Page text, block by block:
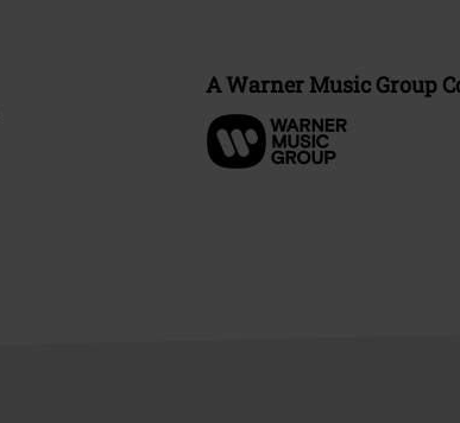
A Warner Music Group